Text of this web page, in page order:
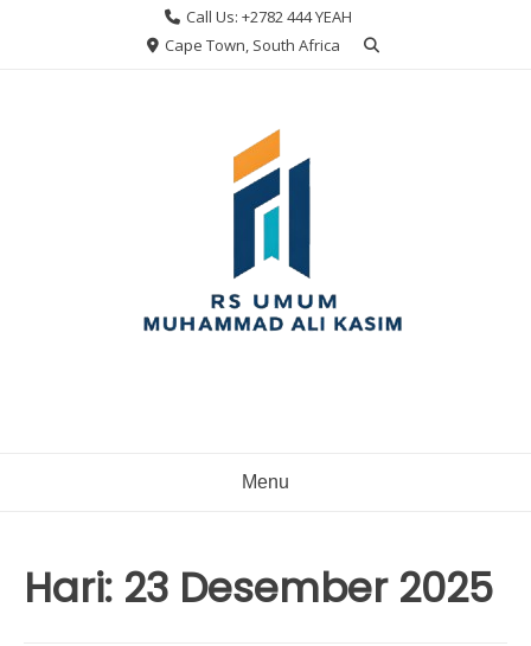
Call Us: +2782 444 YEAH
Cape Town, South Africa
Menu
Hari: 23 Desember 2025